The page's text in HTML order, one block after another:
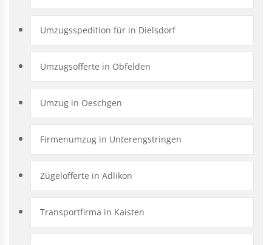
Umzugsspedition für in Dielsdorf
Umzugsofferte in Obfelden
Umzug in Oeschgen
Firmenumzug in Unterengstringen
Zügelofferte in Adlikon
Transportfirma in Kaisten